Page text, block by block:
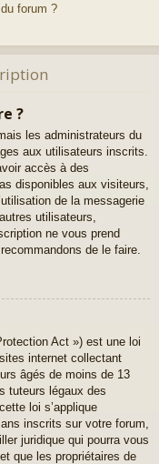
forum ?
?
les administrateurs du
aux utilisateurs inscrits.
accès à des
disponibles aux visiteurs,
de la messagerie
utilisateurs,
ne vous prend
de le faire.
Act ») est une loi
internet collectant
âgés de moins de 13
tuteurs légaux des
loi s’applique
inscrits sur votre forum,
juridique qui pourra vous
que les propriétaires de